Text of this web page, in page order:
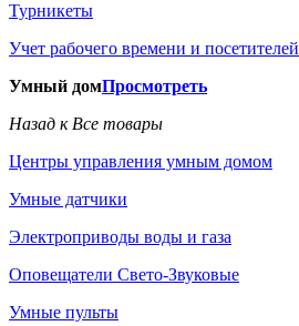
Турникеты
Учет рабочего времени и посетителей
Умный домПросмотреть
Назад к Все товары
Центры управления умным домом
Умные датчики
Электроприводы воды и газа
Оповещатели Свето-Звуковые
Умные пульты